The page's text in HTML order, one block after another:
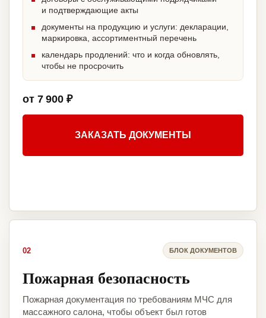
и подтверждающие акты
документы на продукцию и услуги: декларации,
маркировка, ассортиментный перечень
календарь продлений: что и когда обновлять,
чтобы не просрочить
от 7 900 ₽
ЗАКАЗАТЬ ДОКУМЕНТЫ
02 БЛОК ДОКУМЕНТОВ
Пожарная безопасность
Пожарная документация по требованиям МЧС для
массажного салона, чтобы объект был готов